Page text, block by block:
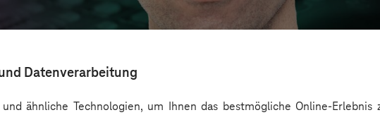
Datenverarbeitung
ähnliche Technologien, um Ihnen das bestmögliche Online-